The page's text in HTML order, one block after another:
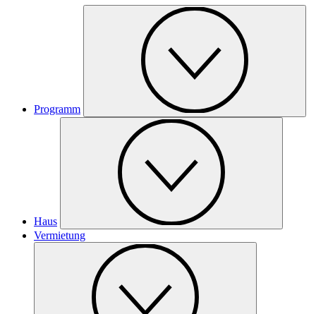
Programm
Haus
Vermietung